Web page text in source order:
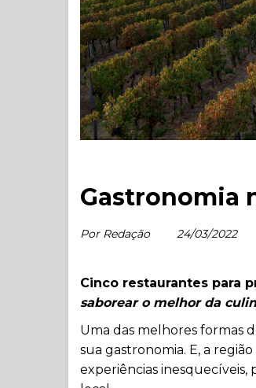
Gastronomia
Por Redação 24/03/2022
Cinco restaurantes para
saborear o melhor da
Uma das melhores formas
sua gastronomia. E, a
experiências inesquecíveis,